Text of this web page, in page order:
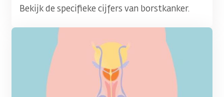
Bekijk de specifieke cijfers van borstkanker.
Afbeelding